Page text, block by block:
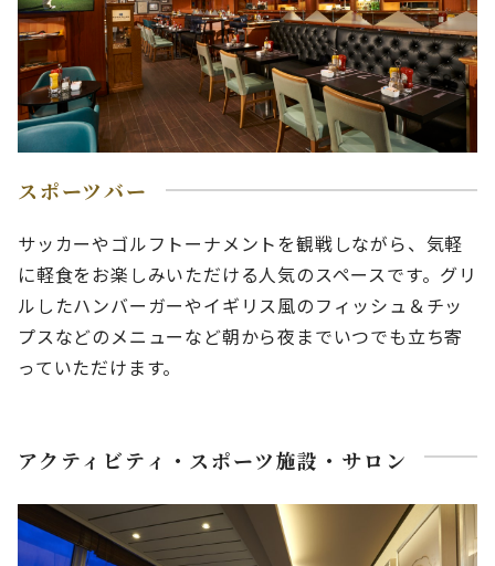
スポーツバー
サッカーやゴルフトーナメントを観戦しながら、気軽
に軽食をお楽しみいただける人気のスペースです。グリ
ルしたハンバーガーやイギリス風のフィッシュ＆チッ
プスなどのメニューなど朝から夜までいつでも立ち寄
っていただけます。
アクティビティ・スポーツ施設・サロン